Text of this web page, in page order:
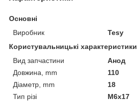
Основні
Виробник
Tesy
Користувальницькі характеристики
Вид запчастини
Анод
Довжина, mm
110
Діаметр, mm
18
Тип різі
M6x17